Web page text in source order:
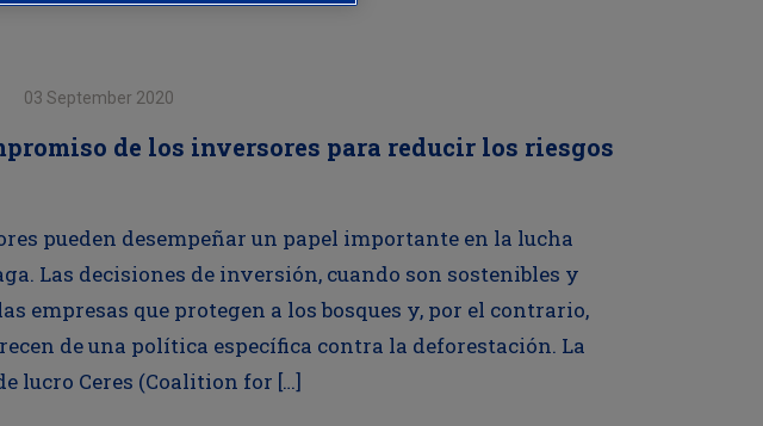
03 September 2020
de los inversores para reducir los riesgos
pueden desempeñar un papel importante en la lucha
Las decisiones de inversión, cuando son sostenibles y
empresas que protegen a los bosques y, por el contrario,
de una política específica contra la deforestación. La
lucro Ceres (Coalition for […]